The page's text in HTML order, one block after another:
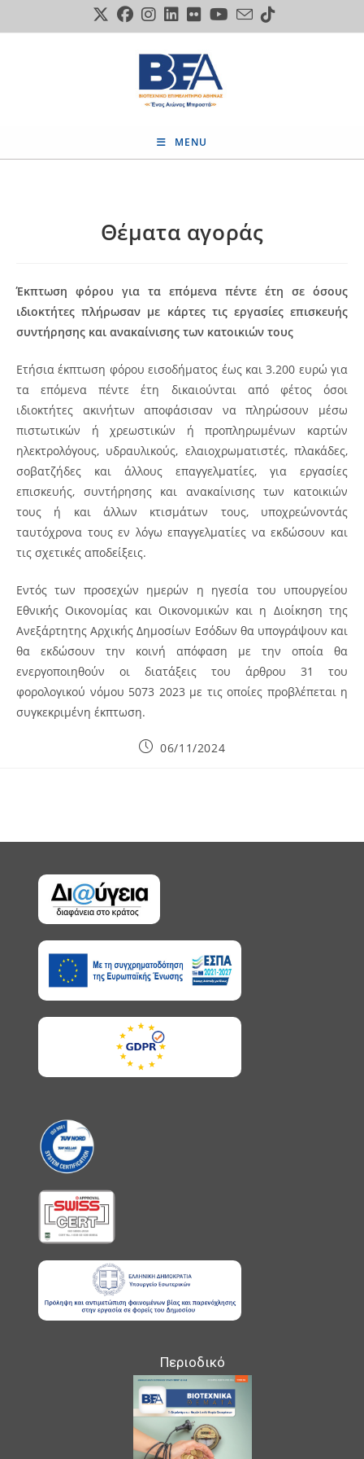
to
MENU
Θέματα αγοράς
Έκπτωση φόρου για τα επόμενα πέντε έτη σε όσους
ιδιοκτήτες πλήρωσαν με κάρτες τις εργασίες επισκευής
συντήρησης και ανακαίνισης των κατοικιών τους
Ετήσια έκπτωση φόρου εισοδήματος έως και 3.200 ευρώ για
τα επόμενα πέντε έτη δικαιούνται από φέτος όσοι
ιδιοκτήτες ακινήτων αποφάσισαν να πληρώσουν μέσω
πιστωτικών ή χρεωστικών ή προπληρωμένων καρτών
ηλεκτρολόγους, υδραυλικούς, ελαιοχρωματιστές, πλακάδες,
σοβατζήδες και άλλους επαγγελματίες, για εργασίες
επισκευής, συντήρησης και ανακαίνισης των κατοικιών
τους ή και άλλων κτισμάτων τους, υποχρεώνοντάς
ταυτόχρονα τους εν λόγω επαγγελματίες να εκδώσουν και
τις σχετικές αποδείξεις.
Εντός των προσεχών ημερών η ηγεσία του υπουργείου
Εθνικής Οικονομίας και Οικονομικών και η Διοίκηση της
Ανεξάρτητης Αρχικής Δημοσίων Εσόδων θα υπογράψουν και
θα εκδώσουν την κοινή απόφαση με την οποία θα
ενεργοποιηθούν οι διατάξεις του άρθρου 31 του
φορολογικού νόμου 5073 2023 με τις οποίες προβλέπεται η
συγκεκριμένη έκπτωση.
Post06/11/2024
Περιοδικό